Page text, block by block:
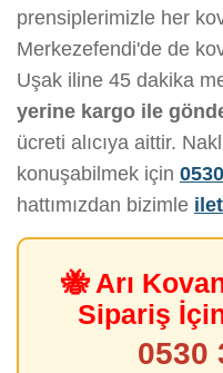
prensiplerimizle her
Merkezefendi'de de
Uşak iline 45 dakika
yerine kargo ile
ücreti alıcıya aittir.
konuşabilmek için
hattımızdan bizimle
🐝 Arı
Sipariş
0530